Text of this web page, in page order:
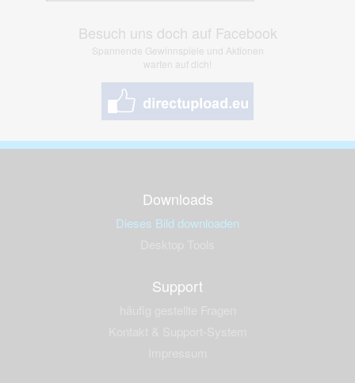
Besuch uns doch auf Facebook
Spannende Gewinnspiele und Aktionen
warten auf dich!
Downloads
Dieses Bild downloaden
Support